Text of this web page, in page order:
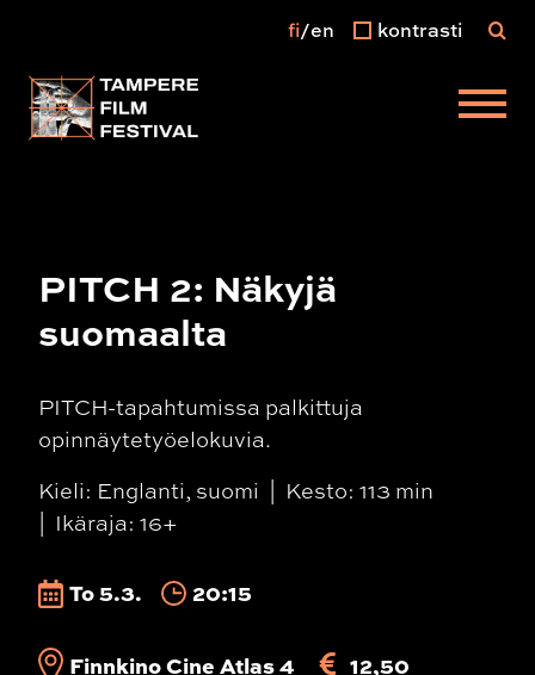
Päävalikko
fi en kontrasti
PITCH 2: Näkyjä
suomaalta
PITCH-tapahtumissa palkittuja
opinnäytetyöelokuvia.
Kieli: Englanti, suomi
Kesto: 113 min
Ikäraja: 16+
To 5.3. 20:15
Finnkino Cine Atlas 4 12,50